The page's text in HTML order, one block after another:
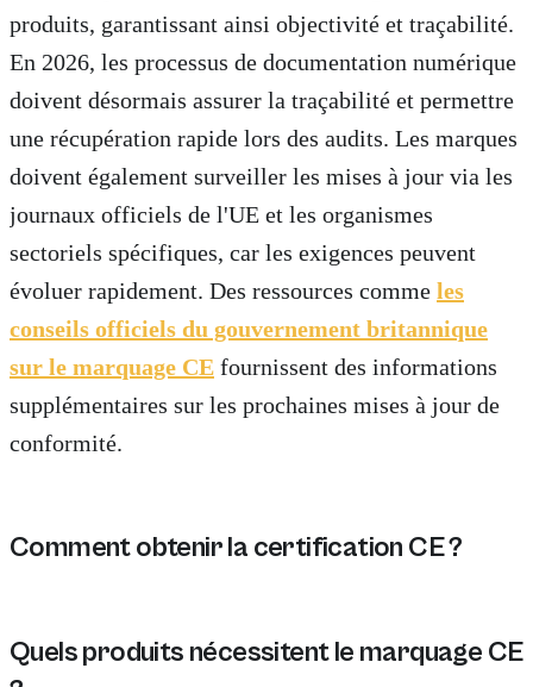
produits, garantissant ainsi objectivité et traçabilité.
En 2026, les processus de documentation numérique
doivent désormais assurer la traçabilité et permettre
une récupération rapide lors des audits. Les marques
doivent également surveiller les mises à jour via les
journaux officiels de l'UE et les organismes
sectoriels spécifiques, car les exigences peuvent
évoluer rapidement. Des ressources comme les
conseils officiels du gouvernement britannique
sur le marquage CE fournissent des informations
supplémentaires sur les prochaines mises à jour de
conformité.
Comment obtenir la certification CE ?
Quels produits nécessitent le marquage CE